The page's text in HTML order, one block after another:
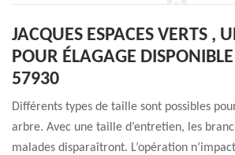
JACQUES ESPACES VERTS ,
POUR ÉLAGAGE
57930
Différents types de taille sont possibles
arbre. Avec une taille d’entretien, les
malades disparaîtront. L’opération